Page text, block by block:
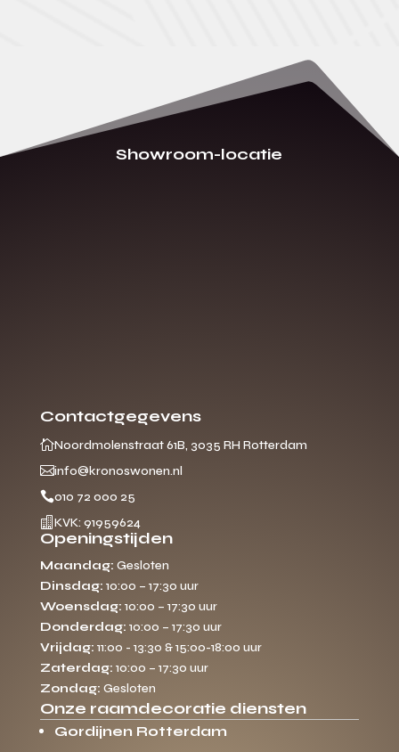
Showroom-locatie
Contactgegevens
Noordmolenstraat 61B, 3035 RH Rotterdam
info@kronoswonen.nl
010 72 000 25
 KVK: 91959624
Openingstijden
Maandag: Gesloten
Dinsdag: 10:00 – 17:30 uur
Woensdag: 10:00 – 17:30 uur
Donderdag: 10:00 – 17:30 uur
Vrijdag: 11:00 - 13:30 & 15:00-18:00 uur
Zaterdag: 10:00 – 17:30 uur
Zondag: Gesloten
Onze raamdecoratie diensten
Gordijnen Rotterdam